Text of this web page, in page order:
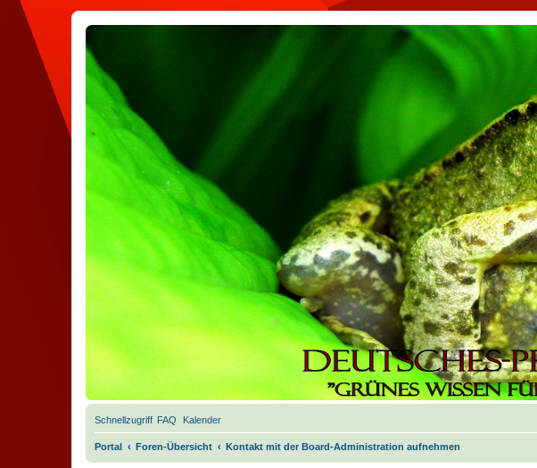
Schnellzugriff FAQ Kalender
Portal Foren-Übersicht Kontakt mit der Board-Administration aufnehmen